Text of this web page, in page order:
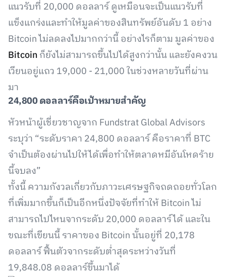
แนวรับที่ 20,000 ดอลลาร์ ดูเหมือนจะเป็นแนวรับที่
แข็งแกร่งและทำให้มูลค่าของสินทรัพย์อันดับ 1 อย่าง
Bitcoin ไม่ลดลงไปมากกว่านี้ อย่างไรก็ตาม มูลค่าของ
Bitcoinก็ยังไม่สามารถขึ้นไปได้สูงกว่านั้น และยังคงวน
เวียนอยู่แถว 19,000 - 21,000 ในช่วงหลายวันที่ผ่าน
มา
24,800ดอลลาร์คือเป้าหมายสำคัญ
หัวหน้าผู้เชี่ยวชาญจาก Fundstrat Global Advisors
ระบุว่า “ระดับราคา 24,800 ดอลลาร์ คือราคาที่ BTC
จำเป็นต้องผ่านไปให้ได้เพื่อทำให้ตลาดหมีอันโหดร้าย
นี้จบลง”
ทั้งนี้ ความกังวลเกี่ยวกับภาวะเศรษฐกิจถดถอยทั่วโลก
ที่เพิ่มมากขึ้นก็เป็นอีกหนึ่งปัจจัยที่ทำให้ Bitcoin ไม่
สามารถไปไหนจากระดับ 20,000 ดอลลาร์ได้ และใน
ขณะที่เขียนนี้ ราคาของ Bitcoin นั้นอยู่ที่ 20,178
ดอลลาร์ ฟื้นตัวจากระดับต่ำสุดระหว่างวันที่
19,848.08 ดอลลาร์ขึ้นมาได้